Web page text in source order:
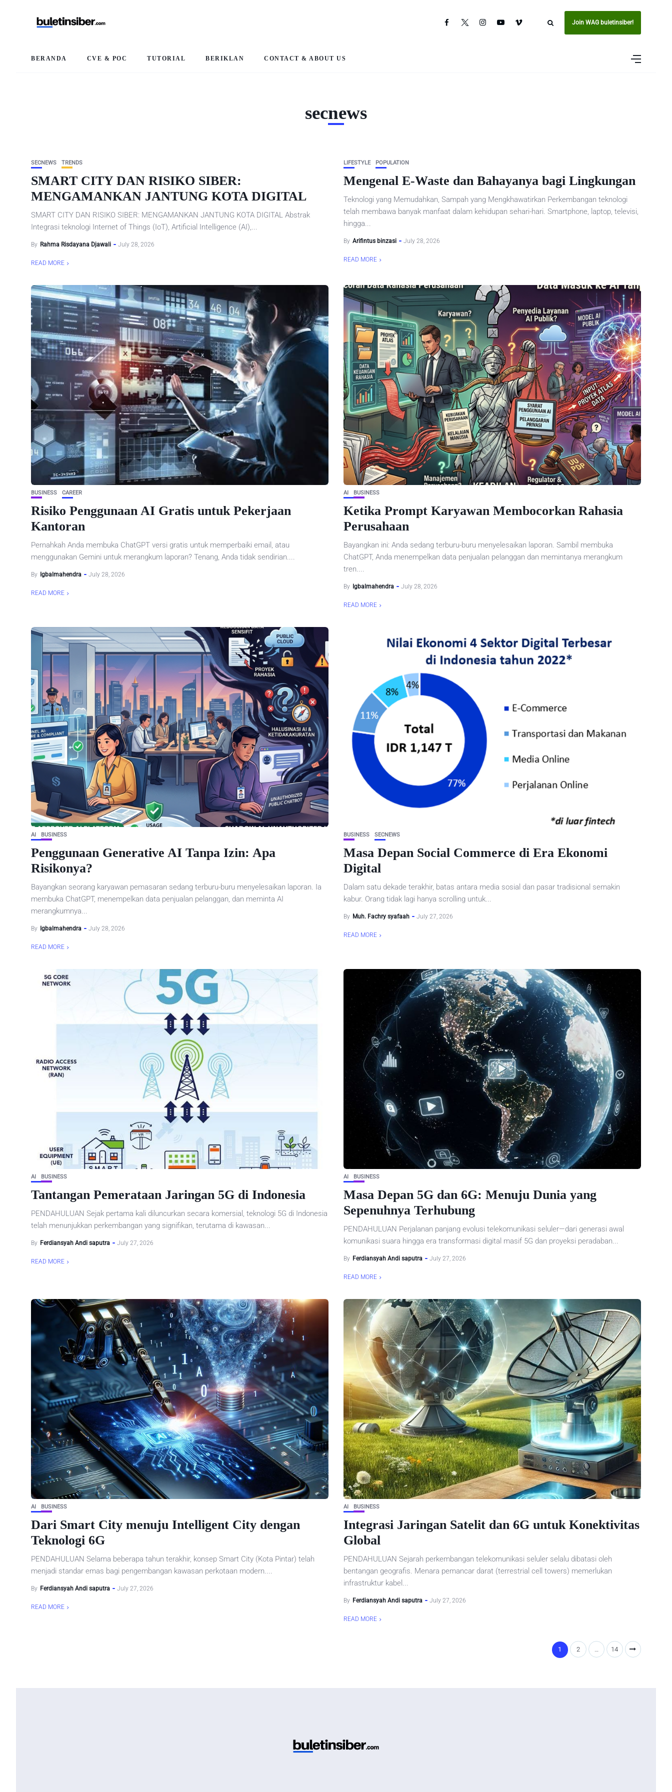
Join WAG buletinsiber!
BERANDA CVE & POC TUTORIAL BERIKLAN CONTACT & ABOUT US
secnews
SECNEWS TRENDS
SMART CITY DAN RISIKO SIBER:
MENGAMANKAN JANTUNG KOTA DIGITAL
SMART CITY DAN RISIKO SIBER: MENGAMANKAN JANTUNG KOTA DIGITAL Abstrak
Integrasi teknologi Internet of Things (IoT), Artificial Intelligence (AI),...
By Rahma Risdayana Djawali July 28, 2026
READ MORE
LIFESTYLE POPULATION
Mengenal E-Waste dan Bahayanya bagi Lingkungan
Teknologi yang Memudahkan, Sampah yang Mengkhawatirkan Perkembangan teknologi
telah membawa banyak manfaat dalam kehidupan sehari-hari. Smartphone, laptop, televisi,
hingga...
By Arifintus binzasi July 28, 2026
READ MORE
BUSINESS CAREER
Risiko Penggunaan AI Gratis untuk Pekerjaan
Kantoran
Pernahkah Anda membuka ChatGPT versi gratis untuk memperbaiki email, atau
menggunakan Gemini untuk merangkum laporan? Tenang, Anda tidak sendirian....
By Igbalmahendra July 28, 2026
READ MORE
AI BUSINESS
Ketika Prompt Karyawan Membocorkan Rahasia
Perusahaan
Bayangkan ini: Anda sedang terburu-buru menyelesaikan laporan. Sambil membuka
ChatGPT, Anda menempelkan data penjualan pelanggan dan memintanya merangkum
tren....
By Igbalmahendra July 28, 2026
READ MORE
AI BUSINESS
Penggunaan Generative AI Tanpa Izin: Apa
Risikonya?
Bayangkan seorang karyawan pemasaran sedang terburu-buru menyelesaikan laporan. Ia
membuka ChatGPT, menempelkan data penjualan pelanggan, dan meminta AI
merangkumnya...
By Igbalmahendra July 28, 2026
READ MORE
BUSINESS SECNEWS
Masa Depan Social Commerce di Era Ekonomi
Digital
Dalam satu dekade terakhir, batas antara media sosial dan pasar tradisional semakin
kabur. Orang tidak lagi hanya scrolling untuk...
By Muh. Fachry syafaah July 27, 2026
READ MORE
AI BUSINESS
Tantangan Pemerataan Jaringan 5G di Indonesia
PENDAHULUAN Sejak pertama kali diluncurkan secara komersial, teknologi 5G di Indonesia
telah menunjukkan perkembangan yang signifikan, terutama di kawasan...
By Ferdiansyah Andi saputra July 27, 2026
READ MORE
AI BUSINESS
Masa Depan 5G dan 6G: Menuju Dunia yang
Sepenuhnya Terhubung
PENDAHULUAN Perjalanan panjang evolusi telekomunikasi seluler—dari generasi awal
komunikasi suara hingga era transformasi digital masif 5G dan proyeksi peradaban...
By Ferdiansyah Andi saputra July 27, 2026
READ MORE
AI BUSINESS
Dari Smart City menuju Intelligent City dengan
Teknologi 6G
PENDAHULUAN Selama beberapa tahun terakhir, konsep Smart City (Kota Pintar) telah
menjadi standar emas bagi pengembangan kawasan perkotaan modern....
By Ferdiansyah Andi saputra July 27, 2026
READ MORE
AI BUSINESS
Integrasi Jaringan Satelit dan 6G untuk Konektivitas
Global
PENDAHULUAN Sejarah perkembangan telekomunikasi seluler selalu dibatasi oleh
bentangan geografis. Menara pemancar darat (terrestrial cell towers) memerlukan
infrastruktur kabel...
By Ferdiansyah Andi saputra July 27, 2026
READ MORE
1 2 … 14